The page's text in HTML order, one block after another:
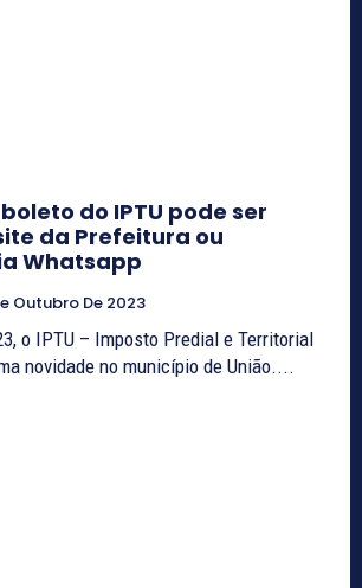
do IPTU pode ser
da Prefeitura ou
Whatsapp
Outubro De 2023
o IPTU – Imposto Predial e Territorial
novidade no município de União....